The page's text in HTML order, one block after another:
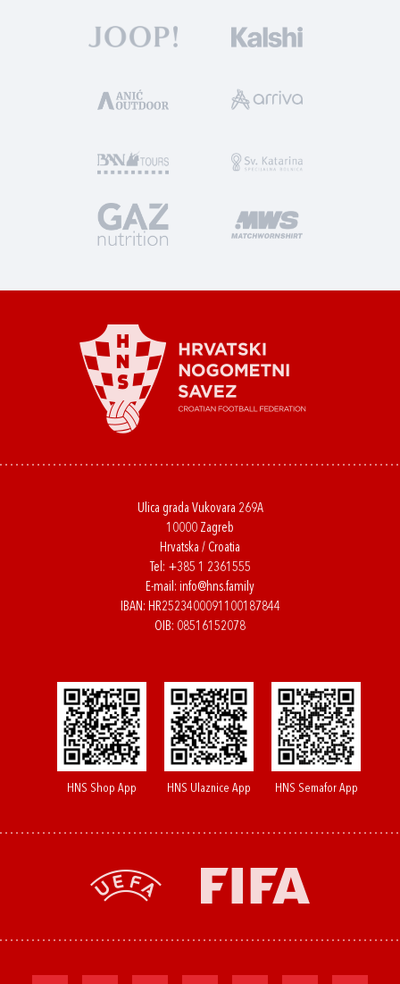
Ulica grada Vukovara 269A
10000 Zagreb
Hrvatska / Croatia
Tel: +385 1 2361555
E-mail: info@hns.family
IBAN: HR2523400091100187844
OIB: 08516152078
HNS Shop App HNS Ulaznice App HNS Semafor App